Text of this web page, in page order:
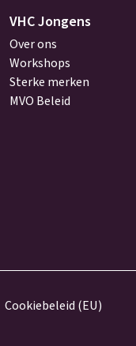
VHC Jongens
Over ons
Workshops
Sterke merken
MVO Beleid
Cookiebeleid (EU)